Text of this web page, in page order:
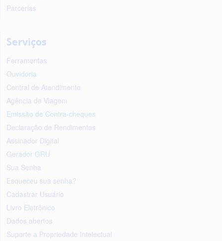
Parcerias
Serviços
Ferramentas
Ouvidoria
Central de Atendimento
Agência de Viagem
Emissão de Contra-cheques
Declaração de Rendimentos
Assinador Digital
Gerador GRU
Sua Senha
Esqueceu sua senha?
Cadastrar Usuário
Livro Eletrônico
Dados abertos
Suporte a Propriedade Intelectual